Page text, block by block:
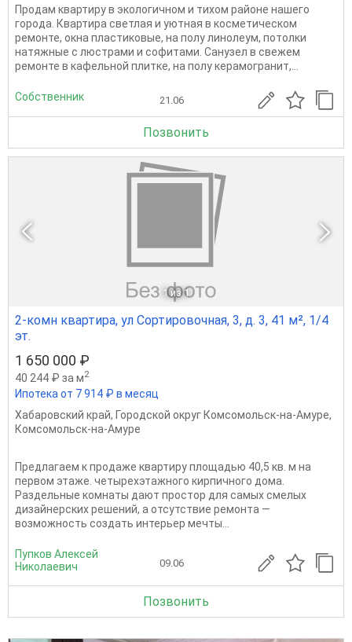
Продам квартиру в экологичном и тихом районе нашего
города. Квартира светлая и уютная в косметическом
ремонте, окна пластиковые, на полу линолеум, потолки
натяжные с люстрами и софитами. Санузел в свежем
ремонте в кафельной плитке, на полу керамогранит,...
Собственник 21.06
Позвонить
1 из 1
2-комн квартира, ул Сортировочная, 3, д. 3, 41 м², 1/4
эт.
1 650 000 ₽
40 244 ₽ за м2
Ипотека от 7 914 ₽ в месяц
Хабаровский край, Городской округ Комсомольск-на-Амуре,
Комсомольск-на-Амуре
Предлагаем к продаже квартиру площадью 40,5 кв. м на
первом этаже. четырехэтажного кирпичного дома.
Раздельные комнаты дают простор для самых смелых
дизайнерских решений, а отсутствие ремонта —
возможность создать интерьер мечты...
Пупков Алексей
Николаевич
09.06
Позвонить